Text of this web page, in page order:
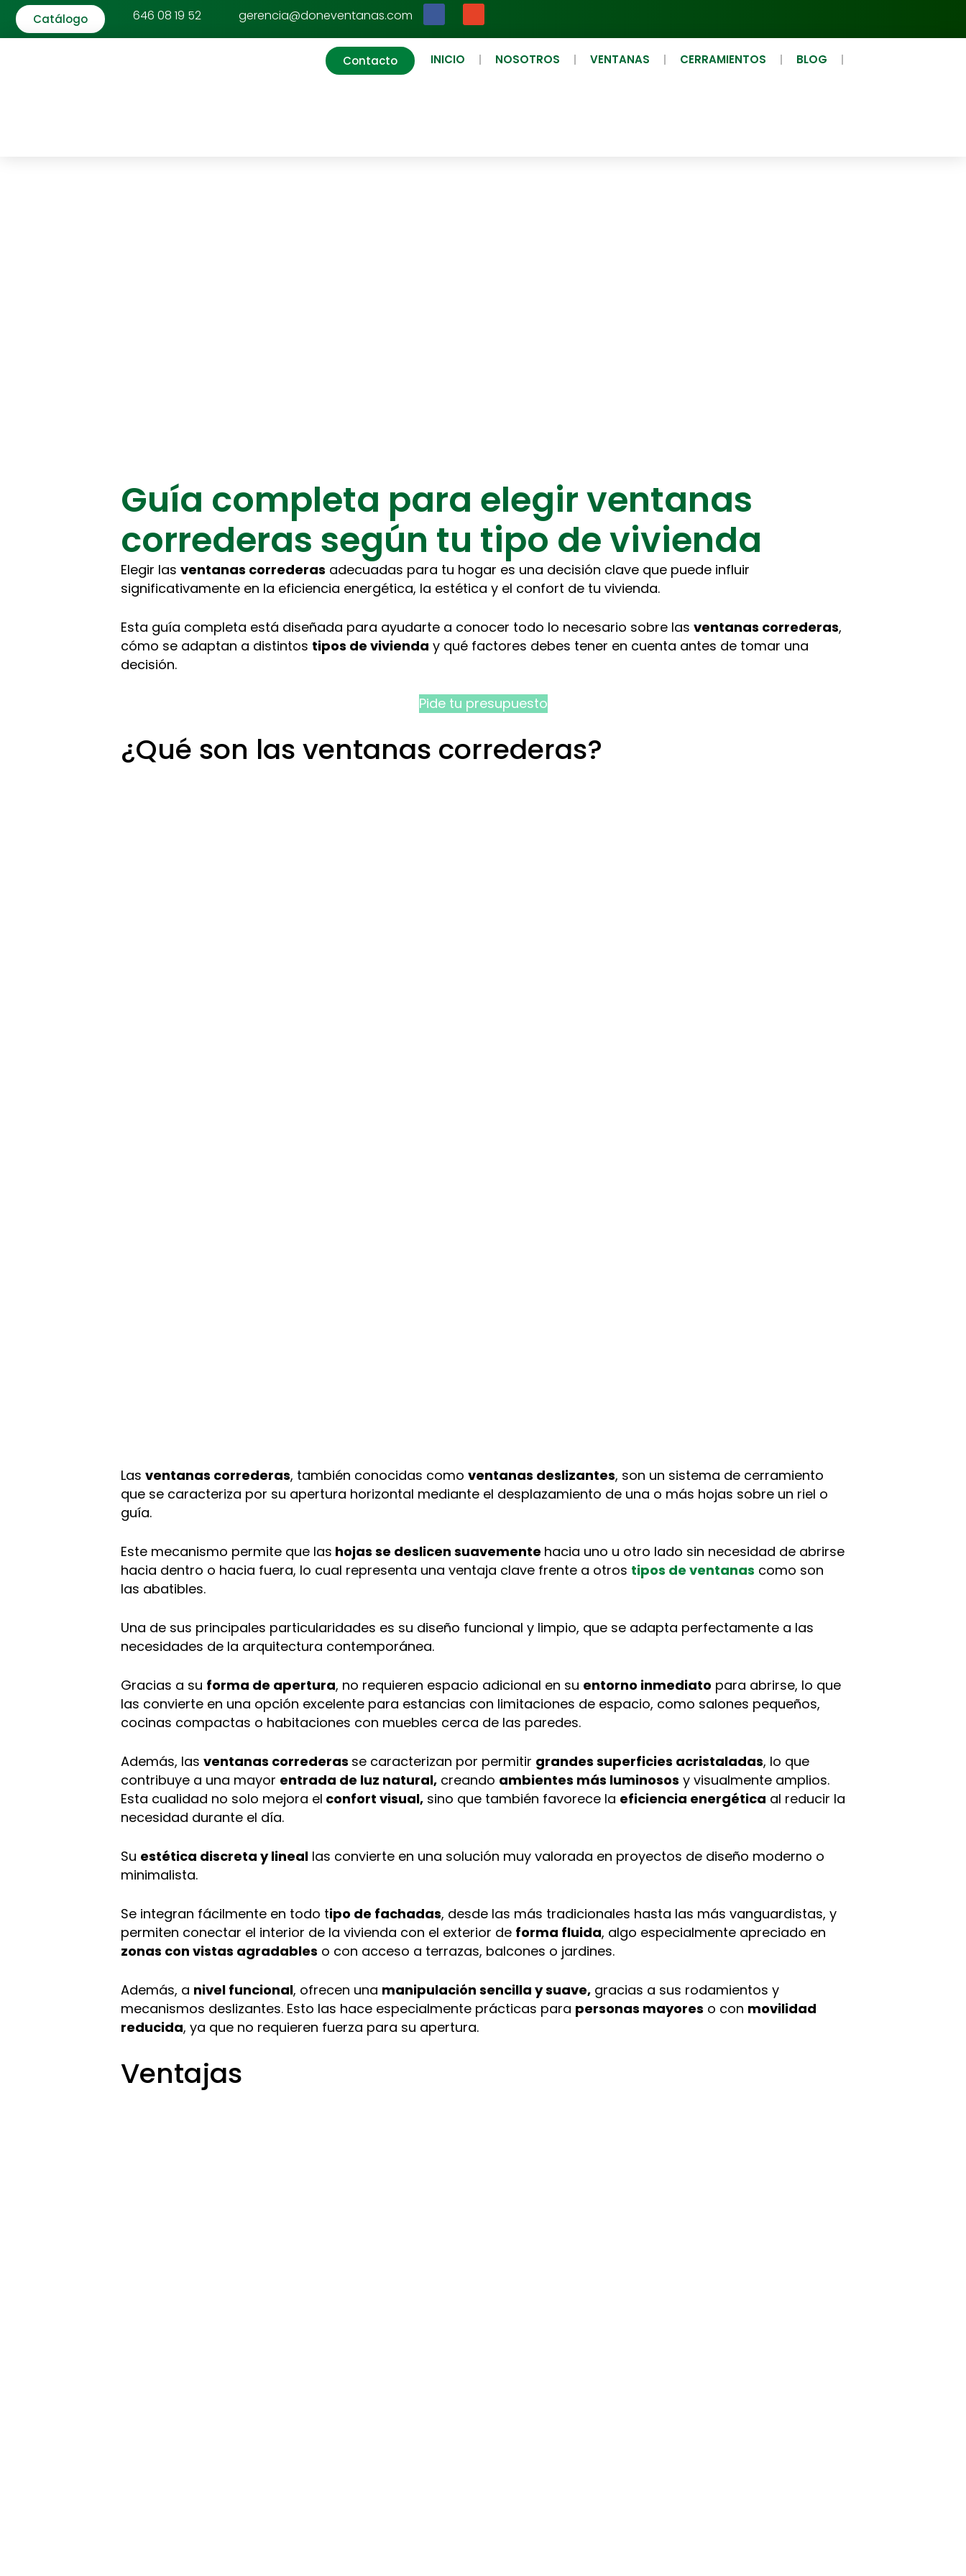
Catálogo 646 08 19 52 gerencia@doneventanas.com
Contacto INICIO NOSOTROS VENTANAS CERRAMIENTOS BLOG
Guía completa para elegir ventanas
correderas según tu tipo de vivienda
Elegir las ventanas correderas adecuadas para tu hogar es una decisión clave que puede influir
significativamente en la eficiencia energética, la estética y el confort de tu vivienda.
Esta guía completa está diseñada para ayudarte a conocer todo lo necesario sobre las ventanas correderas,
cómo se adaptan a distintos tipos de vivienda y qué factores debes tener en cuenta antes de tomar una
decisión.
Pide tu presupuesto
¿Qué son las ventanas correderas?
Las ventanas correderas, también conocidas como ventanas deslizantes, son un sistema de cerramiento
que se caracteriza por su apertura horizontal mediante el desplazamiento de una o más hojas sobre un riel o
guía.
Este mecanismo permite que las hojas se deslicen suavemente hacia uno u otro lado sin necesidad de abrirse
hacia dentro o hacia fuera, lo cual representa una ventaja clave frente a otros tipos de ventanas como son
las abatibles.
Una de sus principales particularidades es su diseño funcional y limpio, que se adapta perfectamente a las
necesidades de la arquitectura contemporánea.
Gracias a su forma de apertura, no requieren espacio adicional en su entorno inmediato para abrirse, lo que
las convierte en una opción excelente para estancias con limitaciones de espacio, como salones pequeños,
cocinas compactas o habitaciones con muebles cerca de las paredes.
Además, las ventanas correderas se caracterizan por permitir grandes superficies acristaladas, lo que
contribuye a una mayor entrada de luz natural, creando ambientes más luminosos y visualmente amplios.
Esta cualidad no solo mejora el confort visual, sino que también favorece la eficiencia energética al reducir la
necesidad durante el día.
Su estética discreta y lineal las convierte en una solución muy valorada en proyectos de diseño moderno o
minimalista.
Se integran fácilmente en todo tipo de fachadas, desde las más tradicionales hasta las más vanguardistas, y
permiten conectar el interior de la vivienda con el exterior de forma fluida, algo especialmente apreciado en
zonas con vistas agradables o con acceso a terrazas, balcones o jardines.
Además, a nivel funcional, ofrecen una manipulación sencilla y suave, gracias a sus rodamientos y
mecanismos deslizantes. Esto las hace especialmente prácticas para personas mayores o con movilidad
reducida, ya que no requieren fuerza para su apertura.
Ventajas